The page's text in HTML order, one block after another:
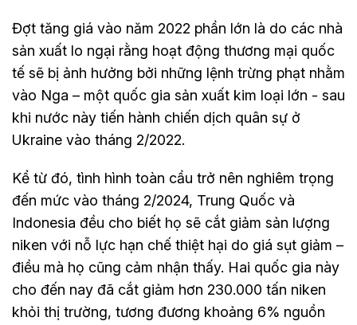
Đợt tăng giá vào năm 2022 phần lớn là do các nhà
sản xuất lo ngại rằng hoạt động thương mại quốc
tế sẽ bị ảnh hưởng bởi những lệnh trừng phạt nhằm
vào Nga – một quốc gia sản xuất kim loại lớn - sau
khi nước này tiến hành chiến dịch quân sự ở
Ukraine vào tháng 2/2022.
Kể từ đó, tình hình toàn cầu trở nên nghiêm trọng
đến mức vào tháng 2/2024, Trung Quốc và
Indonesia đều cho biết họ sẽ cắt giảm sản lượng
niken với nỗ lực hạn chế thiệt hại do giá sụt giảm –
điều mà họ cũng cảm nhận thấy. Hai quốc gia này
cho đến nay đã cắt giảm hơn 230.000 tấn niken
khỏi thị trường, tương đương khoảng 6% nguồn